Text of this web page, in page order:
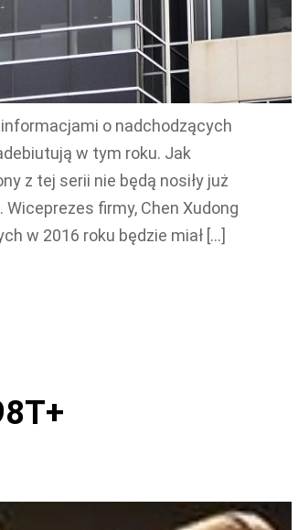
o nadchodzących
w tym roku. Jak
z tej serii nie będą nosiły już
firmy, Chen Xudong
w 2016 roku będzie miał […]